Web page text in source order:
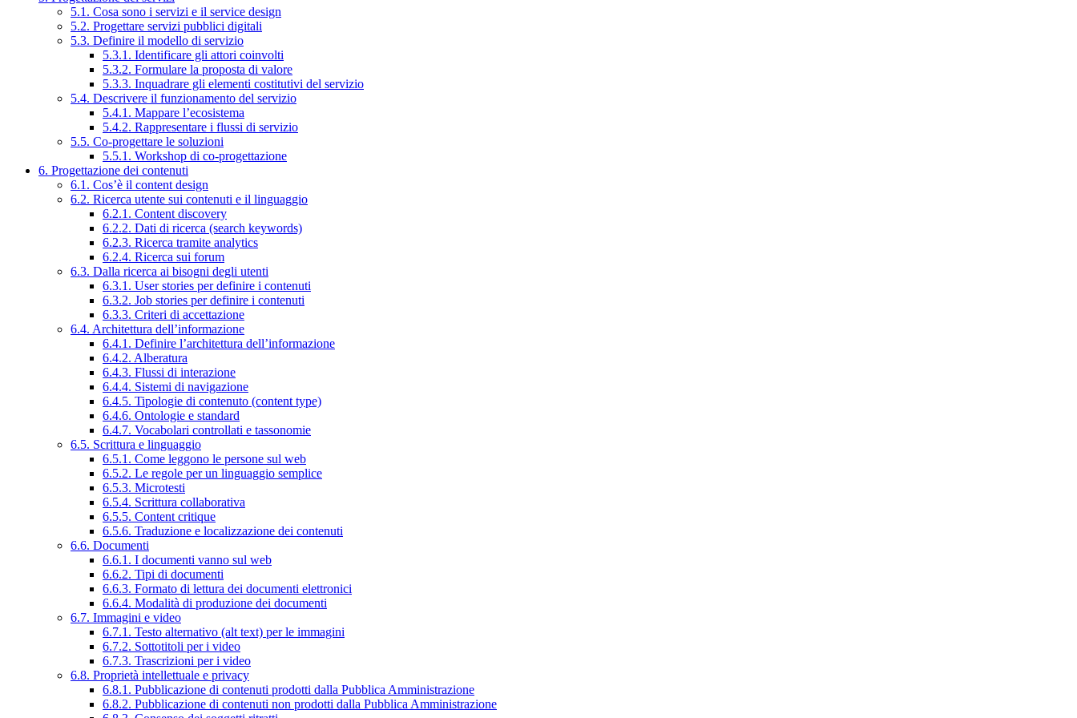
5.1. Cosa sono i servizi e il service design
5.2. Progettare servizi pubblici digitali
5.3. Definire il modello di servizio
5.3.1. Identificare gli attori coinvolti
5.3.2. Formulare la proposta di valore
5.3.3. Inquadrare gli elementi costitutivi del servizio
5.4. Descrivere il funzionamento del servizio
5.4.1. Mappare l’ecosistema
5.4.2. Rappresentare i flussi di servizio
5.5. Co-progettare le soluzioni
5.5.1. Workshop di co-progettazione
6. Progettazione dei contenuti
6.1. Cos’è il content design
6.2. Ricerca utente sui contenuti e il linguaggio
6.2.1. Content discovery
6.2.2. Dati di ricerca (search keywords)
6.2.3. Ricerca tramite analytics
6.2.4. Ricerca sui forum
6.3. Dalla ricerca ai bisogni degli utenti
6.3.1. User stories per definire i contenuti
6.3.2. Job stories per definire i contenuti
6.3.3. Criteri di accettazione
6.4. Architettura dell’informazione
6.4.1. Definire l’architettura dell’informazione
6.4.2. Alberatura
6.4.3. Flussi di interazione
6.4.4. Sistemi di navigazione
6.4.5. Tipologie di contenuto (content type)
6.4.6. Ontologie e standard
6.4.7. Vocabolari controllati e tassonomie
6.5. Scrittura e linguaggio
6.5.1. Come leggono le persone sul web
6.5.2. Le regole per un linguaggio semplice
6.5.3. Microtesti
6.5.4. Scrittura collaborativa
6.5.5. Content critique
6.5.6. Traduzione e localizzazione dei contenuti
6.6. Documenti
6.6.1. I documenti vanno sul web
6.6.2. Tipi di documenti
6.6.3. Formato di lettura dei documenti elettronici
6.6.4. Modalità di produzione dei documenti
6.7. Immagini e video
6.7.1. Testo alternativo (alt text) per le immagini
6.7.2. Sottotitoli per i video
6.7.3. Trascrizioni per i video
6.8. Proprietà intellettuale e privacy
6.8.1. Pubblicazione di contenuti prodotti dalla Pubblica Amministrazione
6.8.2. Pubblicazione di contenuti non prodotti dalla Pubblica Amministrazione